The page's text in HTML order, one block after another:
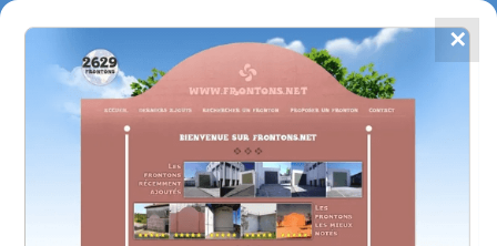
FRONTONS.NET
4867
frontons
✕